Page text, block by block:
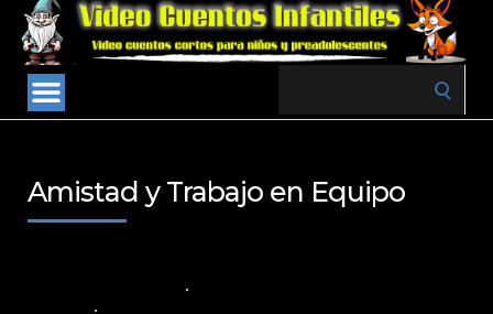
Amistad y Trabajo en Equipo